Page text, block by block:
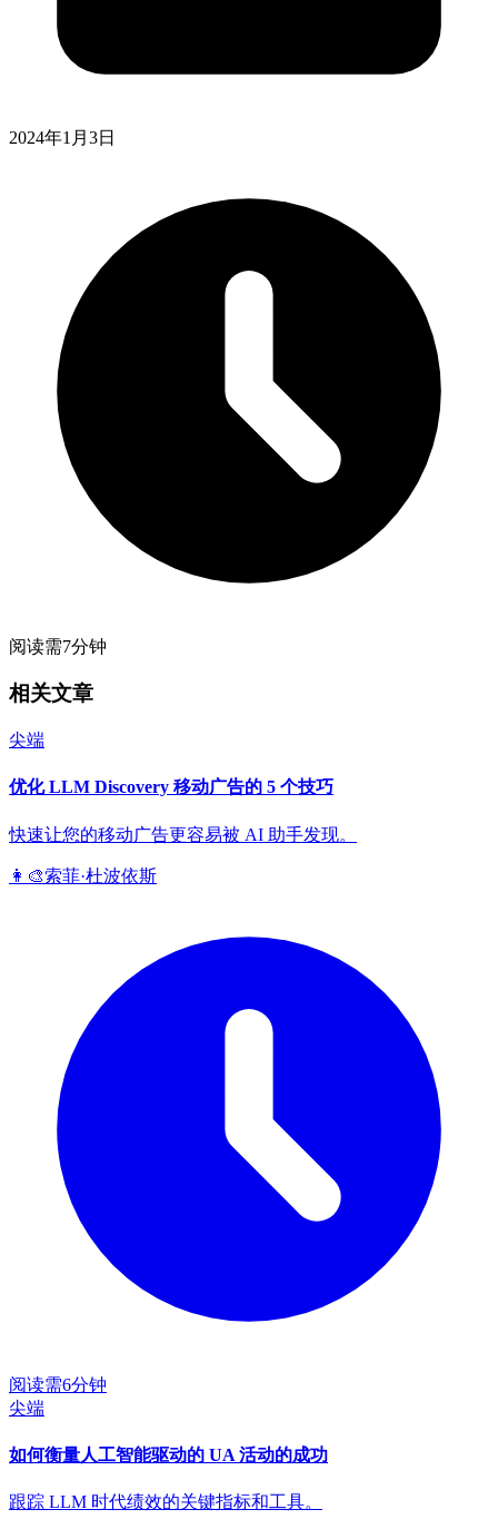
2024年1月3日
阅读需7分钟
相关文章
尖端
优化 LLM Discovery 移动广告的 5 个技巧
快速让您的移动广告更容易被 AI 助手发现。
👩‍🎨索菲·杜波依斯
阅读需6分钟
尖端
如何衡量人工智能驱动的 UA 活动的成功
跟踪 LLM 时代绩效的关键指标和工具。